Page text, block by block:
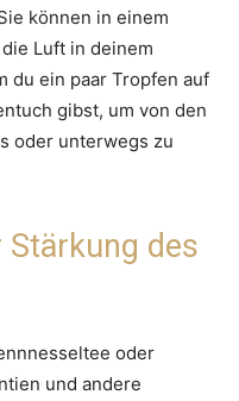
können in einem
Luft in deinem
du ein paar Tropfen auf
gibst, um von den
oder unterwegs zu
des
oder
und andere